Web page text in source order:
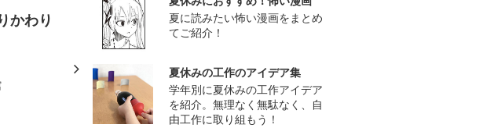
かわり
夏に読みたい怖い漫画をまとめ
てご紹介！
夏休みの工作のアイデア集
学年別に夏休みの工作アイデア
を紹介。無理なく無駄なく、自
由工作に取り組もう！